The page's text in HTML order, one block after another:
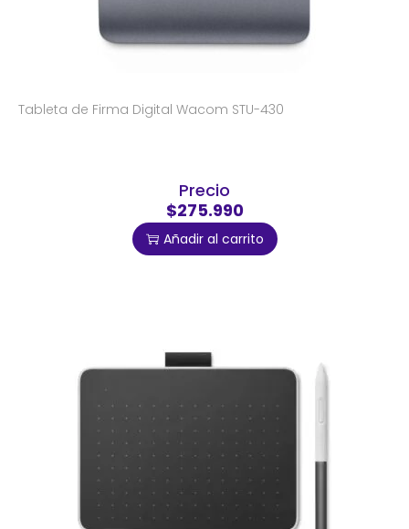
Tableta de Firma Digital Wacom STU-430
Precio
$275.990
Añadir al carrito